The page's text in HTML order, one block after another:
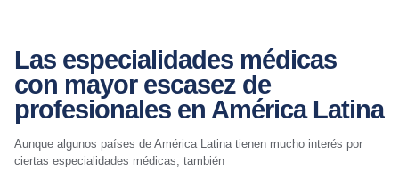
Las especialidades médicas
con mayor escasez de
profesionales en América Latina
Aunque algunos países de América Latina tienen mucho interés por
ciertas especialidades médicas, también